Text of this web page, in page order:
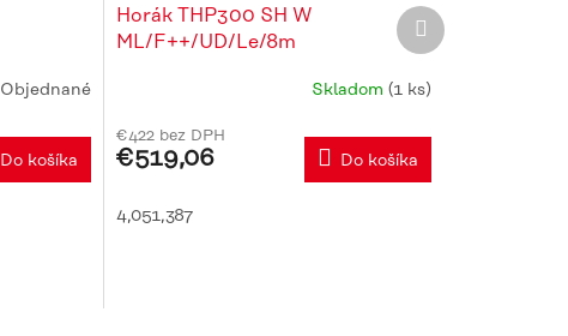
Objednané
Do košíka
Horák THP300 SH W
ML/F++/UD/Le/8m
Skladom (1 ks)
€422 bez DPH
€519,06 Do košíka
4,051,387
Ďalší
produkt